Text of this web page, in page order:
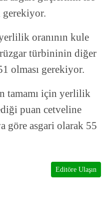
gerekiyor.
oranının kule
türbininin diğer
olması gerekiyor.
tamamı için yerlilik
puan cetveline
göre asgari olarak 55
Editöre Ulaşın